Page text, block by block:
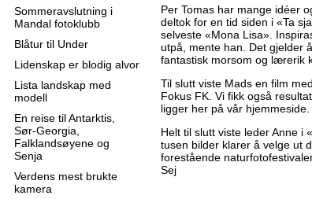
Sommeravslutning i
Mandal fotoklubb
Blåtur til Under
Lidenskap er blodig alvor
Lista landskap med
modell
En reise til Antarktis,
Sør-Georgia,
Falklandsøyene og
Senja
Verdens mest brukte
kamera
Per Tomas har mange idéer
deltok for en tid siden i «Ta
selveste «Mona Lisa».
utpå, mente han. Det gjelder
fantastisk morsom og lærerik
Til slutt viste Mads en film
Fokus FK. Vi fikk også
ligger her på vår hjemmeside.
Helt til slutt viste leder Anne i
tusen bilder klarer å velge ut
forestående
Sej